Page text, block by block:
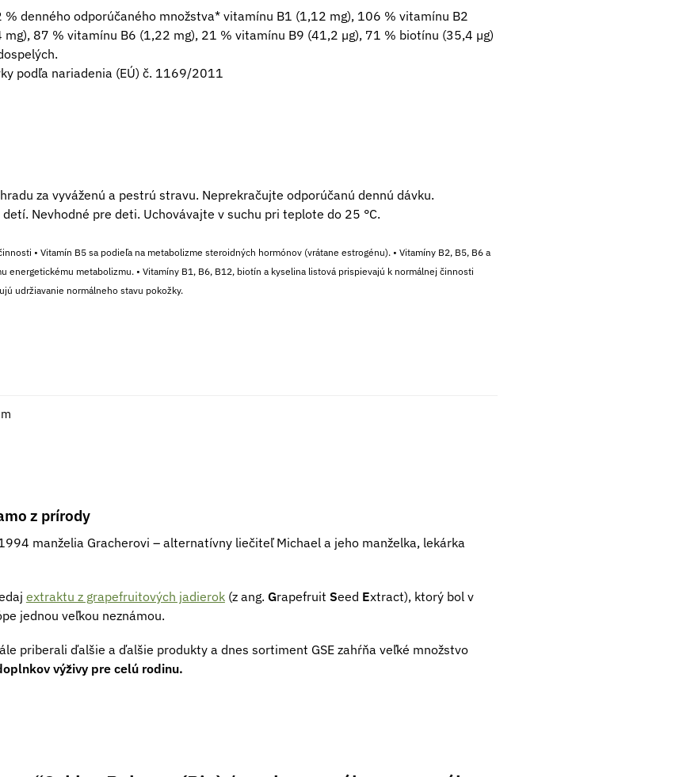
denného odporúčaného množstva* vitamínu B1 (1,12 mg), 106 % vitamínu B2
87 % vitamínu B6 (1,22 mg), 21 % vitamínu B9 (41,2 µg), 71 % biotínu (35,4 µg)
podľa nariadenia (EÚ) č. 1169/2011
za vyváženú a pestrú stravu. Neprekračujte odporúčanú dennú dávku.
Nevhodné pre deti. Uchovávajte v suchu pri teplote do 25 °C.
• Vitamín B5 sa podieľa na metabolizme steroidných hormónov (vrátane estrogénu). • Vitamíny B2, B5, B6 a
energetickému metabolizmu. • Vitamíny B1, B6, B12, biotín a kyselina listová prispievajú k normálnej činnosti
udržiavanie normálneho stavu pokožky.
z prírody
manželia Gracherovi – alternatívny liečiteľ Michael a jeho manželka, lekárka
extraktu z grapefruitových jadierok(z ang. Grapefruit Seed Extract), ktorý bol v
jednou veľkou neznámou.
priberali ďalšie a ďalšie produkty a dnes sortiment GSE zahŕňa veľké množstvo
výživy pre celú rodinu.